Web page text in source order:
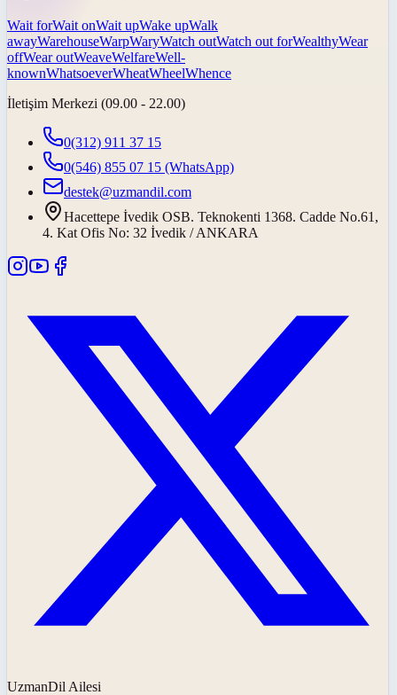
Wait forWait onWait upWake upWalk
awayWarehouseWarpWaryWatch outWatch out forWealthyWear
offWear outWeaveWelfareWell-
knownWhatsoeverWheatWheelWhence
İletişim Merkezi (09.00 - 22.00)
0(312) 911 37 15
0(546) 855 07 15 (WhatsApp)
destek@uzmandil.com
Hacettepe İvedik OSB. Teknokenti 1368. Cadde No.61,
4. Kat Ofis No: 32 İvedik / ANKARA
UzmanDil Ailesi